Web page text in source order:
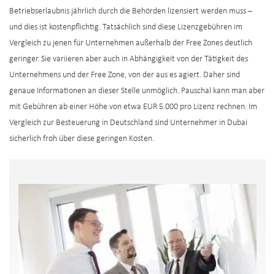
Betriebserlaubnis jährlich durch die Behörden lizensiert werden muss –
und dies ist kostenpflichtig. Tatsächlich sind diese Lizenzgebühren im
Vergleich zu jenen für Unternehmen außerhalb der Free Zones deutlich
geringer. Sie variieren aber auch in Abhängigkeit von der Tätigkeit des
Unternehmens und der Free Zone, von der aus es agiert. Daher sind
genaue Informationen an dieser Stelle unmöglich. Pauschal kann man aber
mit Gebühren ab einer Höhe von etwa EUR 5.000 pro Lizenz rechnen. Im
Vergleich zur Besteuerung in Deutschland sind Unternehmer in Dubai
sicherlich froh über diese geringen Kosten.